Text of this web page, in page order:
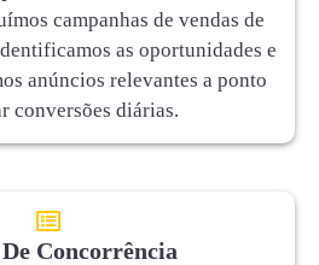
campanhas de vendas de
as oportunidades e
anúncios relevantes a ponto
conversões diárias.
Concorrência